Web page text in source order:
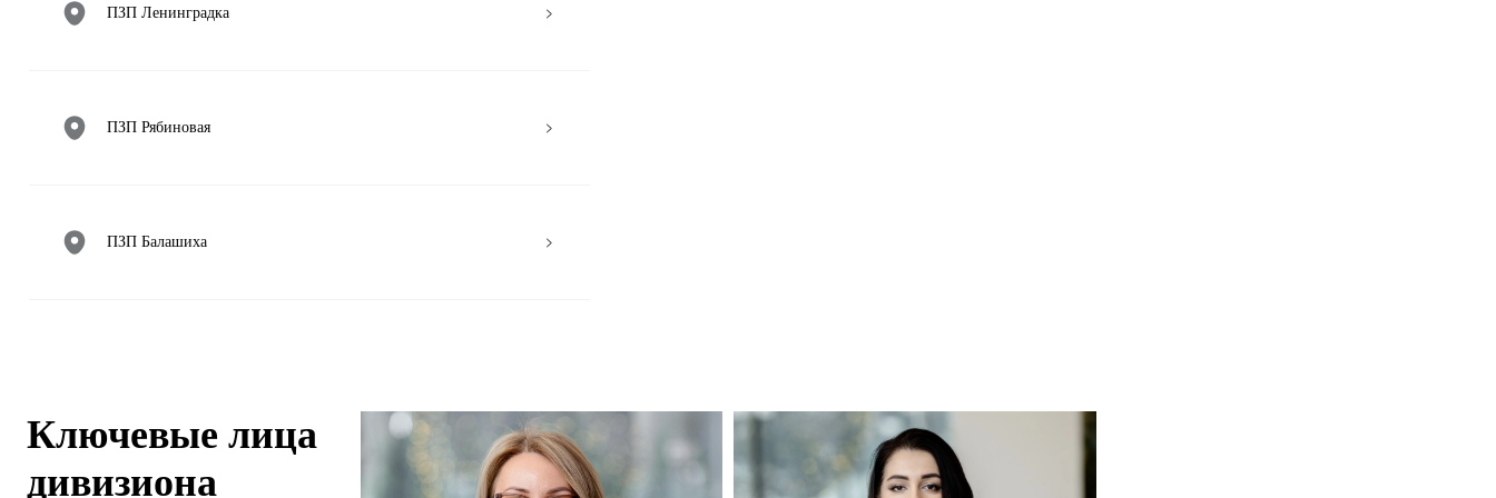
ПЗП Ленинградка
ПЗП Рябиновая
ПЗП Балашиха
Ключевые лица
дивизиона